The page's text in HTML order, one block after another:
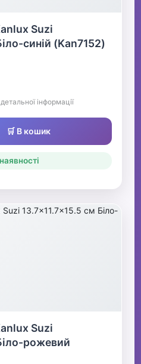
Suzi
синій (Kan7152)
інформації
🛒 В кошик
Suzi
рожевий